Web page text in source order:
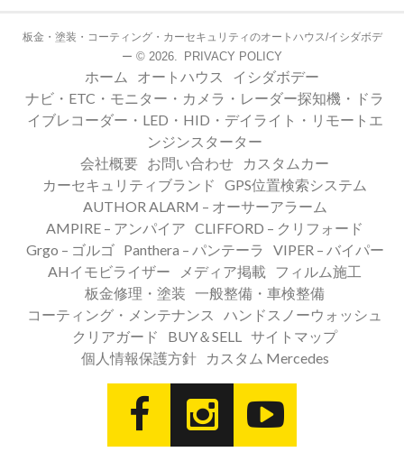
板金・塗装・コーティング・カーセキュリティのオートハウス/イシダボデ
ー © 2026. PRIVACY POLICY
ホーム オートハウス
イシダボデー
ナビ・ETC・モニター・カメラ・レーダー探知機・ドラ
イブレコーダー・LED・HID・デイライト・リモートエ
ンジンスターター
会社概要 お問い合わせ
カスタムカー
カーセキュリティブランド
GPS位置検索システム
AUTHOR ALARM – オーサーアラーム
AMPIRE – アンパイア CLIFFORD – クリフォード
Grgo – ゴルゴ
Panthera – パンテーラ
VIPER – バイパー
AHイモビライザー
メディア掲載
フィルム施工
板金修理・塗装 一般整備・車検整備
コーティング・メンテナンス
ハンドスノーウォッシュ
クリアガード
BUY＆SELL サイトマップ
個人情報保護方針
カスタム Mercedes